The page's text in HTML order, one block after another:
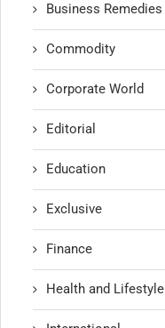
Business Remedies
Commodity
Corporate World
Editorial
Education
Exclusive
Finance
Health and Lifestyle